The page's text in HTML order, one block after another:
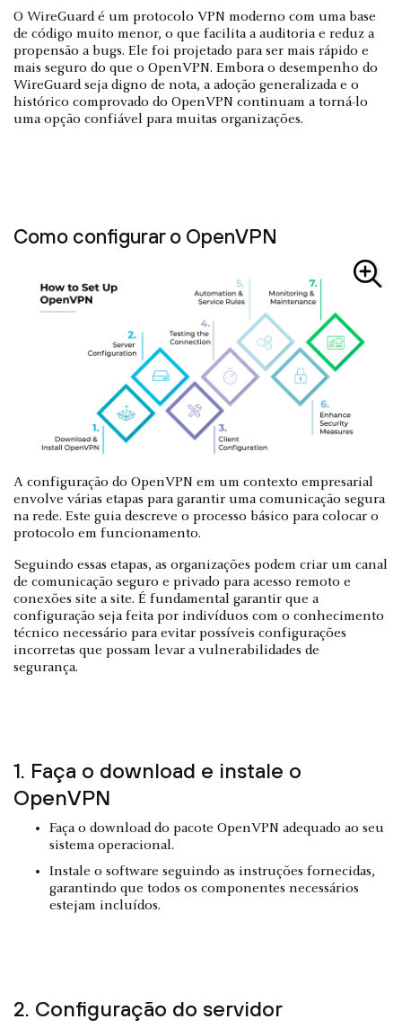
O WireGuard é um protocolo VPN moderno com uma base
de código muito menor, o que facilita a auditoria e reduz a
propensão a bugs. Ele foi projetado para ser mais rápido e
mais seguro do que o OpenVPN. Embora o desempenho do
WireGuard seja digno de nota, a adoção generalizada e o
histórico comprovado do OpenVPN continuam a torná-lo
uma opção confiável para muitas organizações.
Como configurar o OpenVPN
A configuração do OpenVPN em um contexto empresarial
envolve várias etapas para garantir uma comunicação segura
na rede. Este guia descreve o processo básico para colocar o
protocolo em funcionamento.
Seguindo essas etapas, as organizações podem criar um canal
de comunicação seguro e privado para acesso remoto e
conexões site a site. É fundamental garantir que a
configuração seja feita por indivíduos com o conhecimento
técnico necessário para evitar possíveis configurações
incorretas que possam levar a vulnerabilidades de
segurança.
1. Faça o download e instale o
OpenVPN
Faça o download do pacote OpenVPN adequado ao seu
sistema operacional.
Instale o software seguindo as instruções fornecidas,
garantindo que todos os componentes necessários
estejam incluídos.
2. Configuração do servidor